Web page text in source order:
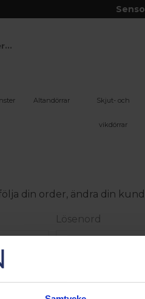
Altandörrar Skjut- och
vikdörrar
din order, ändra din
Lösenord
Skapa konto